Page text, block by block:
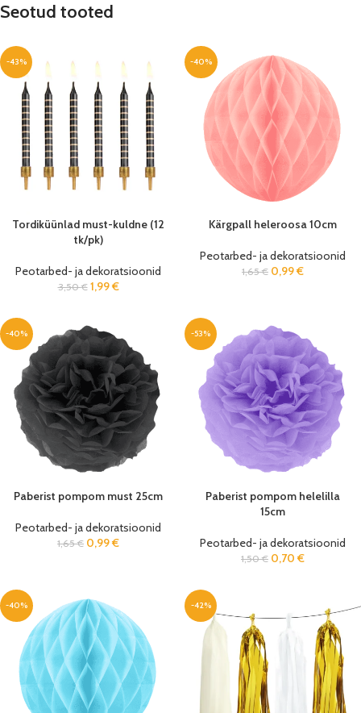
Seotud tooted
-43%
Tordiküünlad must-kuldne (12
tk/pk)
Peotarbed- ja dekoratsioonid
3,50€ 1,99€
-40%
Kärgpall heleroosa 10cm
Peotarbed- ja dekoratsioonid
1,65€ 0,99€
-40%
Paberist pompom must 25cm
Peotarbed- ja dekoratsioonid
1,65€ 0,99€
-53%
Paberist pompom helelilla
15cm
Peotarbed- ja dekoratsioonid
1,50€ 0,70 €
-40% -42%